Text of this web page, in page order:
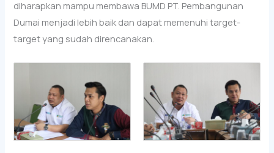
diharapkan mampu membawa BUMD PT. Pembangunan
Dumai menjadi lebih baik dan dapat memenuhi target-
target yang sudah direncanakan.